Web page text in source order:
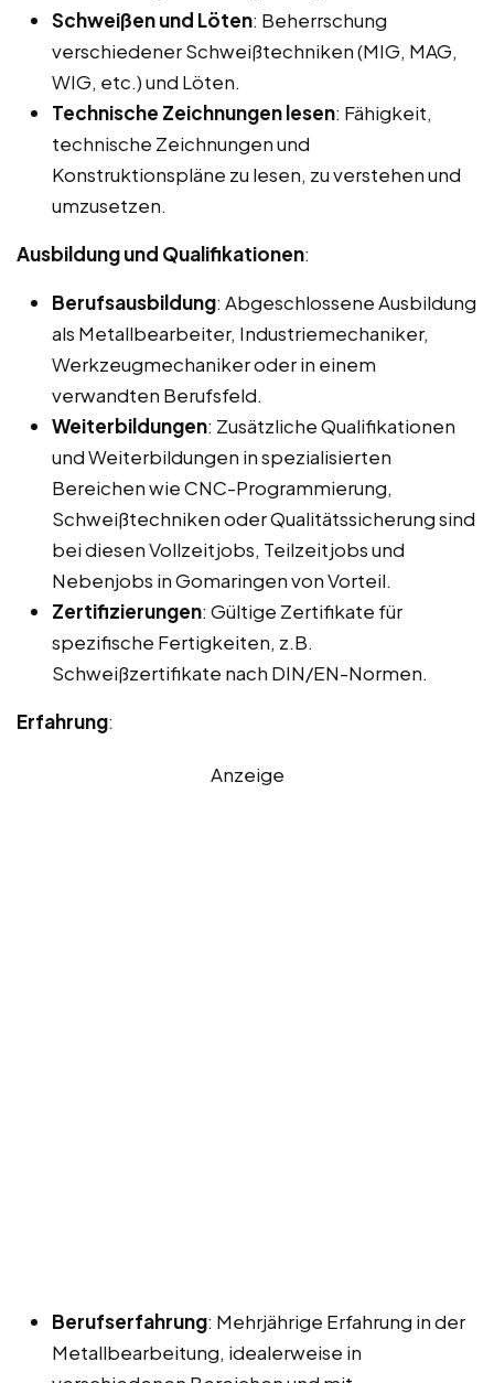
Schweißen und Löten: Beherrschung
verschiedener Schweißtechniken (MIG, MAG,
WIG, etc.) und Löten.
Technische Zeichnungen lesen: Fähigkeit,
technische Zeichnungen und
Konstruktionspläne zu lesen, zu verstehen und
umzusetzen.
Ausbildung und Qualifikationen:
Berufsausbildung: Abgeschlossene Ausbildung
als Metallbearbeiter, Industriemechaniker,
Werkzeugmechaniker oder in einem
verwandten Berufsfeld.
Weiterbildungen: Zusätzliche Qualifikationen
und Weiterbildungen in spezialisierten
Bereichen wie CNC-Programmierung,
Schweißtechniken oder Qualitätssicherung sind
bei diesen Vollzeitjobs, Teilzeitjobs und
Nebenjobs in Gomaringen von Vorteil.
Zertifizierungen: Gültige Zertifikate für
spezifische Fertigkeiten, z.B.
Schweißzertifikate nach DIN/EN-Normen.
Erfahrung:
Anzeige
Berufserfahrung: Mehrjährige Erfahrung in der
Metallbearbeitung, idealerweise in